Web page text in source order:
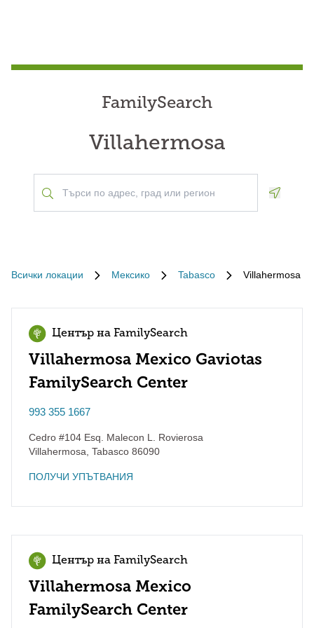
FamilySearch
Villahermosa
Всички локации Мексико Tabasco Villahermosa
Център на FamilySearch
Villahermosa Mexico Gaviotas
FamilySearch Center
993 355 1667
Cedro #104 Esq. Malecon L. Rovierosa
Villahermosa Tabasco 86090
ПОЛУЧИ УПЪТВАНИЯ
Център на FamilySearch
Villahermosa Mexico
FamilySearch Center